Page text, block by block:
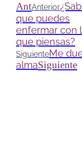
AntAnterior
que puedes
enfermar con
que piensas?
SiguienteMe
almaSiguiente